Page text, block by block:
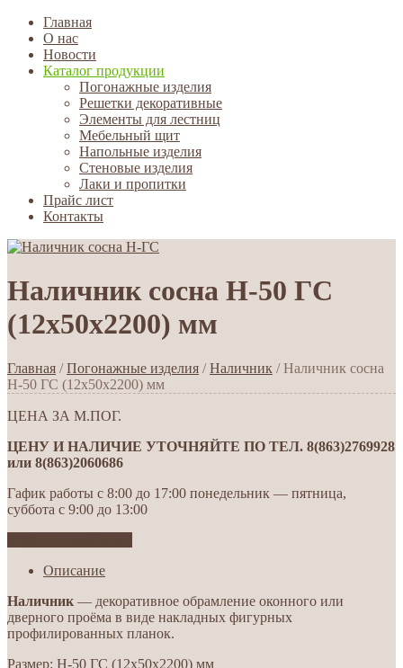
Главная
О нас
Новости
Каталог продукции
Погонажные изделия
Решетки декоративные
Элементы для лестниц
Мебельный щит
Напольные изделия
Стеновые изделия
Лаки и пропитки
Прайс лист
Контакты
Наличник сосна Н-50 ГС
(12х50х2200) мм
Главная /Погонажные изделия /Наличник / Наличник сосна
Н-50 ГС (12х50х2200) мм
ЦЕНА ЗА М.ПОГ.
ЦЕНУ И НАЛИЧИЕ УТОЧНЯЙТЕ ПО ТЕЛ. 8(863)2769928
или 8(863)2060686
Гафик работы с 8:00 до 17:00 понедельник — пятница,
суббота с 9:00 до 13:00
Описание
Наличник — декоративное обрамление оконного или
дверного проёма в виде накладных фигурных
профилированных планок.
Размер: Н-50 ГС (12х50х2200) мм